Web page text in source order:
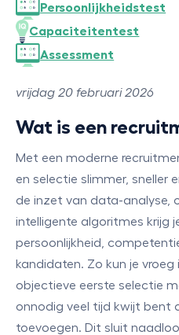
Persoonlijkheidstest
Capaciteitentest
Assessment
vrijdag 20 februari 2026
Wat is een
Met een moderne
en selectie slimmer, sneller
de inzet van data-analyse,
intelligente algoritmes krijg
persoonlijkheid,
kandidaten. Zo kun je vroeg
objectieve eerste selectie
onnodig veel tijd kwijt bent
toevoegen. Dit sluit